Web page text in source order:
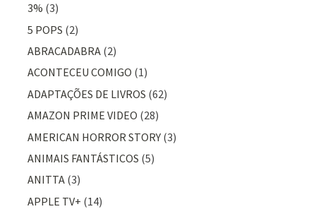
3% (3)
5 POPS (2)
ABRACADABRA (2)
ACONTECEU COMIGO (1)
ADAPTAÇÕES DE LIVROS (62)
AMAZON PRIME VIDEO (28)
AMERICAN HORROR STORY (3)
ANIMAIS FANTÁSTICOS (5)
ANITTA (3)
APPLE TV+ (14)